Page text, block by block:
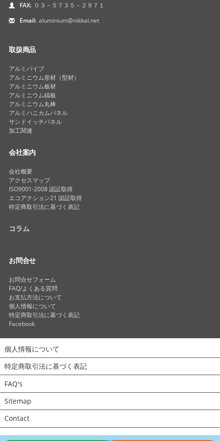
FAX: ０３－５７３５－２９７１
Email: aluminium@nikkal.net
取扱商品
アルミパイプ
アルミニウム形材（型材）
アルミニウム板材
アルミニウム縞板
アルミニウム丸棒
アルミハニカムパネル
サンドイッチパネル
加工関連
会社案内
会社概要
アクセスマップ
ISO9001-2008 認証取得
エコアクション21 認証取得
特定商取引法に基づく表記
コラム
お問合せ
お問合せフォーム
FAQ/よくある質問
お支払方法について
個人情報について
特定商取引法に基づく表記
Facebook
個人情報について
特定商取引法に基づく表記
FAQ's
Sitemap
Contact